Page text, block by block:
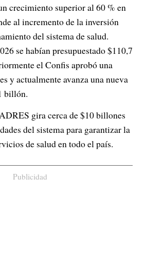
crecimiento superior al 60 % en
al incremento de la inversión
del sistema de salud.
se habían presupuestado $110,7
el Confis aprobó una
y actualmente avanza una nueva
billón.
gira cerca de $10 billones
del sistema para garantizar la
de salud en todo el país.
Publicidad